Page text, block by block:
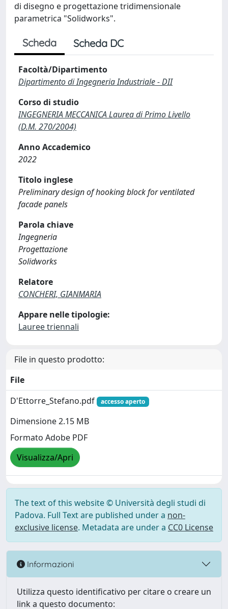
di disegno e progettazione tridimensionale
parametrica "Solidworks".
Scheda Scheda DC
Facoltà/Dipartimento
Dipartimento di Ingegneria Industriale - DII
Corso di studio
INGEGNERIA MECCANICA Laurea di Primo Livello
(D.M. 270/2004)
Anno Accademico
2022
Titolo inglese
Preliminary design of hooking block for ventilated
facade panels
Parola chiave
Ingegneria
Progettazione
Solidworks
Relatore
CONCHERI, GIANMARIA
Appare nelle tipologie:
Lauree triennali
File in questo prodotto:
File
D'Ettorre_Stefano.pdf
accesso aperto
Dimensione 2.15 MB
Formato Adobe PDF
Visualizza/Apri
The text of this website © Università degli studi di
Padova. Full Text are published under a non-
exclusive license. Metadata are under a CC0 License
Informazioni
Utilizza questo identificativo per citare o creare un
link a questo documento: